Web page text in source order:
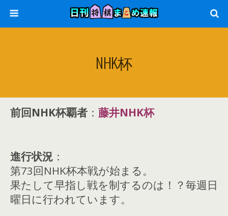
NHK杯
前回NHK杯覇者 ： 藤井NHK杯
進行状況 ：
第73回NHK杯本戦が始まる。
果たして早指し戦を制するのは！？毎週日
曜日に行われています。